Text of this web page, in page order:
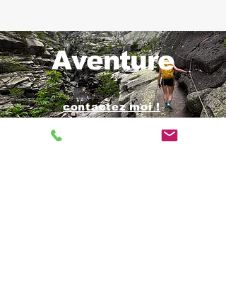
Aventure
contactez moi !